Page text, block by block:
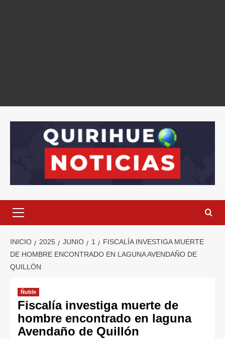
INICIO 2025 JUNIO 1
FISCALÍA INVESTIGA MUERTE
DE HOMBRE ENCONTRADO EN LAGUNA AVENDAÑO DE
QUILLÓN
Ñuble
Fiscalía investiga muerte de
hombre encontrado en laguna
Avendaño de Quillón